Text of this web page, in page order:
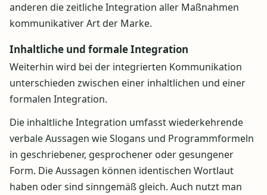
anderen die zeitliche Integration aller Maßnahmen
kommunikativer Art der Marke.
Inhaltliche und formale Integration
Weiterhin wird bei der integrierten Kommunikation
unterschieden zwischen einer inhaltlichen und einer
formalen Integration.
Die inhaltliche Integration umfasst wiederkehrende
verbale Aussagen wie Slogans und Programmformeln
in geschriebener, gesprochener oder gesungener
Form. Die Aussagen können identischen Wortlaut
haben oder sind sinngemäß gleich. Auch nutzt man